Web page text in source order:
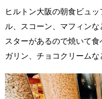
ヒルトン大阪の朝食ビュ
ル、スコーン、マフィン
スターがあるので焼いて
ガリン、チョコクリームな